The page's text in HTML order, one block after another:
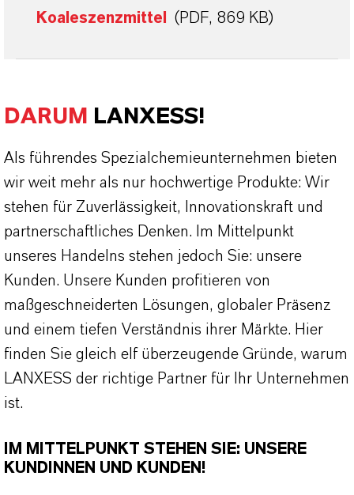
Koaleszenzmittel
(PDF, 869 KB)
DARUM LANXESS!
Als führendes Spezialchemieunternehmen bieten
wir weit mehr als nur hochwertige Produkte: Wir
stehen für Zuverlässigkeit, Innovationskraft und
partnerschaftliches Denken. Im Mittelpunkt
unseres Handelns stehen jedoch Sie: unsere
Kunden. Unsere Kunden profitieren von
maßgeschneiderten Lösungen, globaler Präsenz
und einem tiefen Verständnis ihrer Märkte. Hier
finden Sie gleich elf überzeugende Gründe, warum
LANXESS der richtige Partner für Ihr Unternehmen
ist.
IM MITTELPUNKT STEHEN SIE: UNSERE
KUNDINNEN UND KUNDEN!